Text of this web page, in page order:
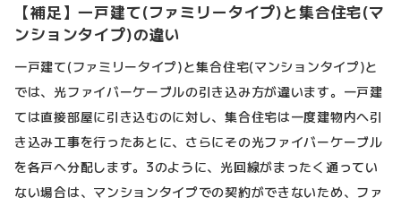
【補足】一戸建て(ファミリータイプ)と集合住宅(マ
ンションタイプ)の違い
一戸建て(ファミリータイプ)と集合住宅(マンションタイプ)と
では、光ファイバーケーブルの引き込み方が違います。一戸建
ては直接部屋に引き込むのに対し、集合住宅は一度建物内へ引
き込み工事を行ったあとに、さらにその光ファイバーケーブル
を各戸へ分配します。3のように、光回線がまったく通ってい
ない場合は、マンションタイプでの契約ができないため、ファ